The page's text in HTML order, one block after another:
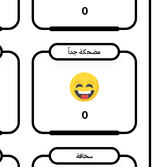
0
مضحكة جداً
0
سخافة